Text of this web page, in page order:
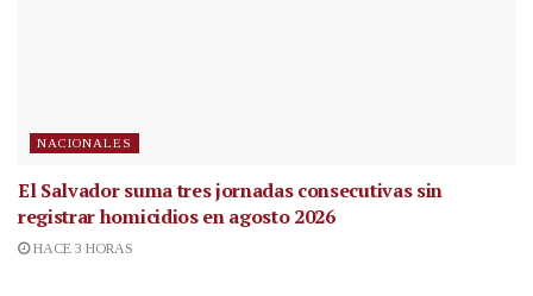
NACIONALES
El Salvador suma tres jornadas consecutivas sin
registrar homicidios en agosto 2026
HACE 3 HORAS